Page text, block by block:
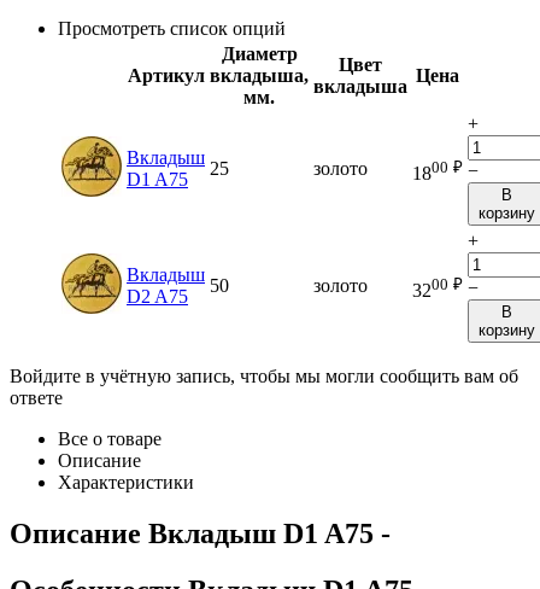
Просмотреть список опций
Артикул
Диаметр
вкладыша,
мм.
Цвет
вкладыша
Цена
Вкладыш
D1 A75
25 золото 1800 ₽
+
−
В
корзину
Вкладыш
D2 A75
50 золото 3200 ₽
+
−
В
корзину
Войдите в учётную запись, чтобы мы могли сообщить вам об
ответе
Все о товаре
Описание
Характеристики
Описание Вкладыш D1 A75 -